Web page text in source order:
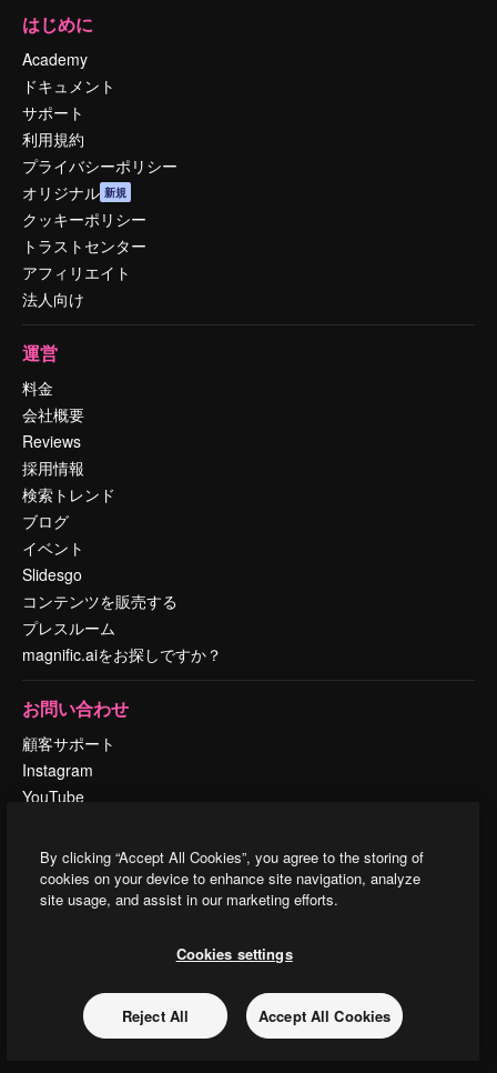
はじめに
Academy
ドキュメント
サポート
利用規約
プライバシーポリシー
オリジナル 新規
クッキーポリシー
トラストセンター
アフィリエイト
法人向け
運営
料金
会社概要
Reviews
採用情報
検索トレンド
ブログ
イベント
Slidesgo
コンテンツを販売する
プレスルーム
magnific.aiをお探しですか？
お問い合わせ
顧客サポート
Instagram
YouTube
TikTok
Discord
Copyright © 2010-2026 Freepik Company S.L.U. 無断複写・転載を禁じま
す.
By clicking “Accept All Cookies”, you agree to the storing of
cookies on your device to enhance site navigation, analyze
site usage, and assist in our marketing efforts.
Cookies settings
Reject All Accept All Cookies